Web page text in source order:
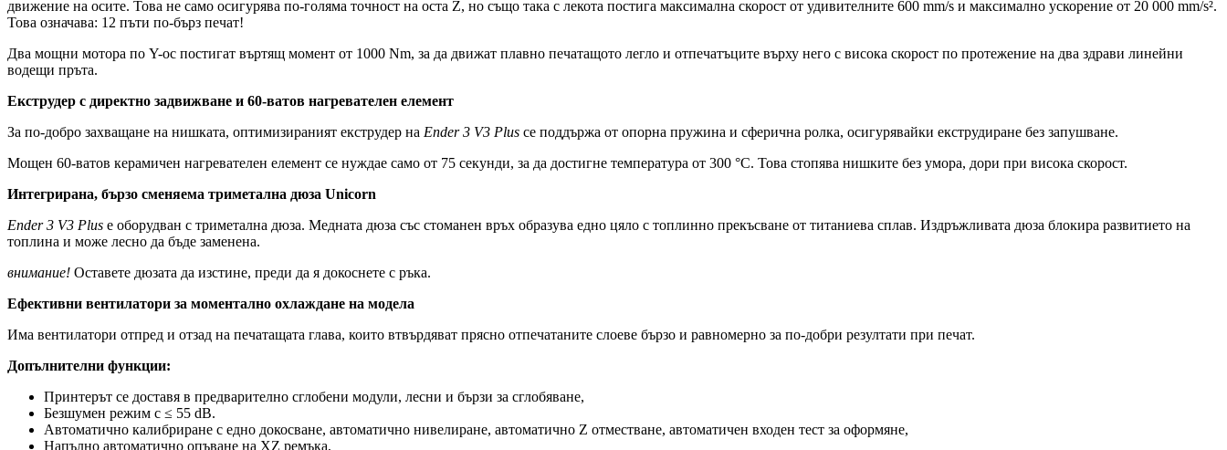
движение на осите. Това не само осигурява по-голяма точност на оста Z, но също така с лекота постига максимална скорост от удивителните 600 mm/s и максимално ускорение от 20 000 mm/s².
Това означава: 12 пъти по-бърз печат!
Два мощни мотора по Y-ос постигат въртящ момент от 1000 Nm, за да движат плавно печатащото легло и отпечатъците върху него с висока скорост по протежение на два здрави линейни
водещи пръта.
Екструдер с директно задвижване и 60-ватов нагревателен елемент
За по-добро захващане на нишката, оптимизираният екструдер на Ender 3 V3 Plus се поддържа от опорна пружина и сферична ролка, осигурявайки екструдиране без запушване.
Мощен 60-ватов керамичен нагревателен елемент се нуждае само от 75 секунди, за да достигне температура от 300 °C. Това стопява нишките без умора, дори при висока скорост.
Интегрирана, бързо сменяема триметална дюза Unicorn
Ender 3 V3 Plus е оборудван с триметална дюза. Медната дюза със стоманен връх образува едно цяло с топлинно прекъсване от титаниева сплав. Издръжливата дюза блокира развитието на
топлина и може лесно да бъде заменена.
внимание! Оставете дюзата да изстине, преди да я докоснете с ръка.
Ефективни вентилатори за моментално охлаждане на модела
Има вентилатори отпред и отзад на печатащата глава, които втвърдяват прясно отпечатаните слоеве бързо и равномерно за по-добри резултати при печат.
Допълнителни функции:
Принтерът се доставя в предварително сглобени модули, лесни и бързи за сглобяване,
Безшумен режим с ≤ 55 dB.
Автоматично калибриране с едно докосване, автоматично нивелиране, автоматично Z отместване, автоматичен входен тест за оформяне,
Напълно автоматично опъване на XZ ремъка,